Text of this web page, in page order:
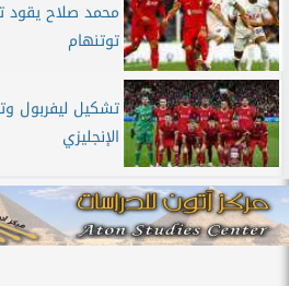
محمد صلاح يقود
توتنهام
تشكيل ليفربول
الإنجليزي